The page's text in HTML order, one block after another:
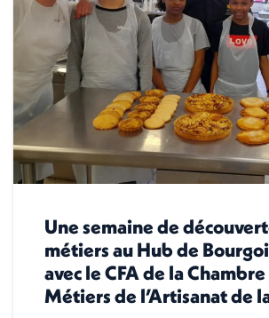
Une semaine de
métiers au Hub de
avec le CFA de la
Métiers de l’Artisanat de